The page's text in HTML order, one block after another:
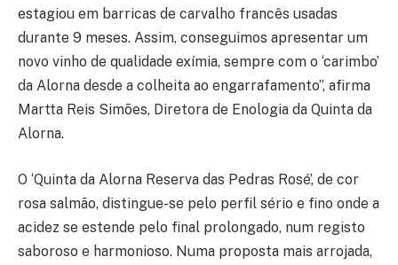
estagiou em barricas de carvalho francês usadas
durante 9 meses. Assim, conseguimos apresentar um
novo vinho de qualidade exímia, sempre com o ‘carimbo’
da Alorna desde a colheita ao engarrafamento”, afirma
Martta Reis Simões, Diretora de Enologia da Quinta da
Alorna.
O ‘Quinta da Alorna Reserva das Pedras Rosé’, de cor
rosa salmão, distingue-se pelo perfil sério e fino onde a
acidez se estende pelo final prolongado, num registo
saboroso e harmonioso. Numa proposta mais arrojada,